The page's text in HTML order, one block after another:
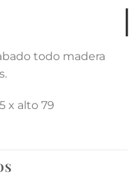
todo madera
x alto 79